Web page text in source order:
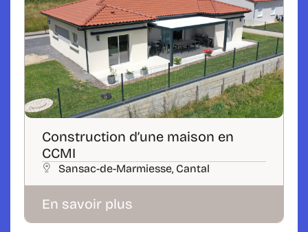
Construction d’une maison en
CCMI
Sansac-de-Marmiesse, Cantal
En savoir plus